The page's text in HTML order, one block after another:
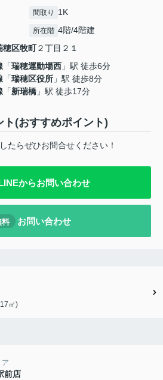
間取り 1K
所在階 4階/4階建
穂区牧町２丁目２１
「瑞穂運動場西 」駅 徒歩6分
「瑞穂区役所 」駅 徒歩8分
「新瑞橋 」駅 徒歩17分
(おすすめポイント)
たらぜひお問合せください！
からお問い合わせ
料 お問い合わせ
㎡)
ア
前店